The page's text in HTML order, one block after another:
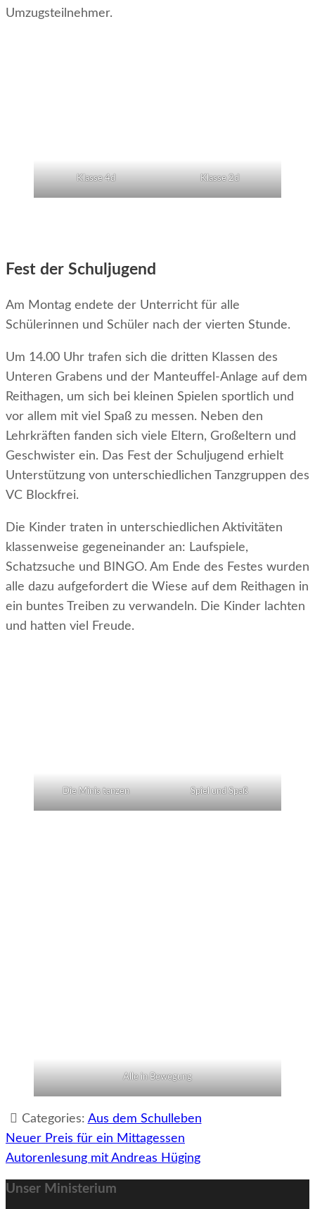
Umzugsteilnehmer.
Klasse 4d Klasse 2d
Fest der Schuljugend
Am Montag endete der Unterricht für alle
Schülerinnen und Schüler nach der vierten Stunde.
Um 14.00 Uhr trafen sich die dritten Klassen des
Unteren Grabens und der Manteuffel-Anlage auf dem
Reithagen, um sich bei kleinen Spielen sportlich und
vor allem mit viel Spaß zu messen. Neben den
Lehrkräften fanden sich viele Eltern, Großeltern und
Geschwister ein. Das Fest der Schuljugend erhielt
Unterstützung von unterschiedlichen Tanzgruppen des
VC Blockfrei.
Die Kinder traten in unterschiedlichen Aktivitäten
klassenweise gegeneinander an: Laufspiele,
Schatzsuche und BINGO. Am Ende des Festes wurden
alle dazu aufgefordert die Wiese auf dem Reithagen in
ein buntes Treiben zu verwandeln. Die Kinder lachten
und hatten viel Freude.
Die Minis tanzen Spiel und Spaß
Alle in Bewegung
Categories: Aus dem Schulleben
Beitragsnavigation
Neuer Preis für ein Mittagessen
Autorenlesung mit Andreas Hüging
Unser Ministerium